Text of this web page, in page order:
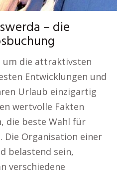
– die
um die attraktivsten
Entwicklungen und
Urlaub einzigartig
wertvolle Fakten
die beste Wahl für
Die Organisation einer
belastend sein,
verschiedene